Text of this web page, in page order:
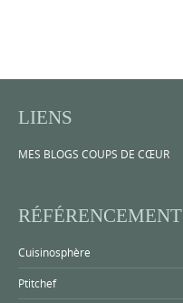
LIENS
MES BLOGS COUPS DE CŒUR
RÉFÉRENCEMENT
Cuisinosphère
Ptitchef